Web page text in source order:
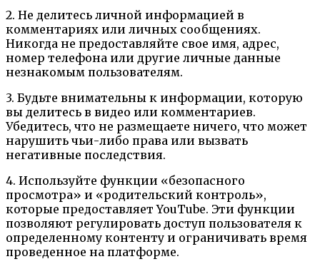
2. Не делитесь личной информацией в
комментариях или личных сообщениях.
Никогда не предоставляйте свое имя, адрес,
номер телефона или другие личные данные
незнакомым пользователям.
3. Будьте внимательны к информации, которую
вы делитесь в видео или комментариев.
Убедитесь, что не размещаете ничего, что может
нарушить чьи-либо права или вызвать
негативные последствия.
4. Используйте функции «безопасного
просмотра» и «родительский контроль»,
которые предоставляет YouTube. Эти функции
позволяют регулировать доступ пользователя к
определенному контенту и ограничивать время
проведенное на платформе.